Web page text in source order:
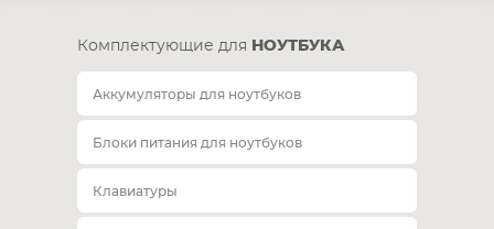
Комплектующие для НОУТБУКА
Аккумуляторы для ноутбуков
Блоки питания для ноутбуков
Клавиатуры